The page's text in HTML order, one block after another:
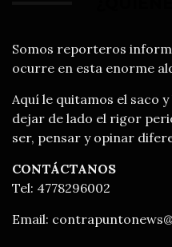
Somos reporteros
ocurre en esta enorme
Aquí le quitamos el saco
dejar de lado el rigor
ser, pensar y opinar
CONTÁCTANOS
Tel: 4778296002
Email: